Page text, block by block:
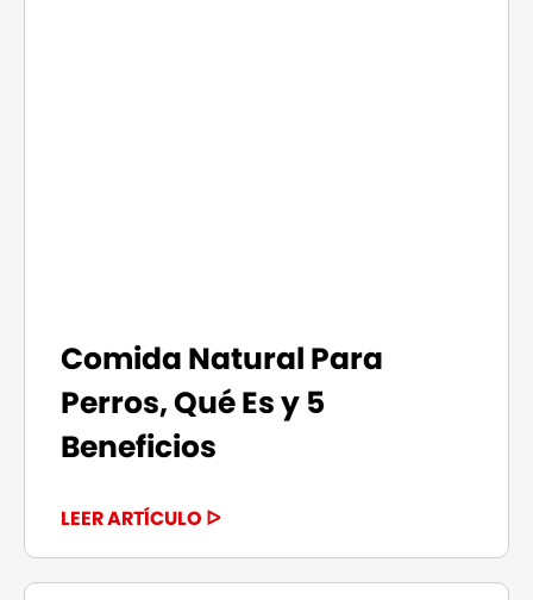
Comida Natural Para
Perros, Qué Es y 5
Beneficios
LEER ARTÍCULO ᐅ